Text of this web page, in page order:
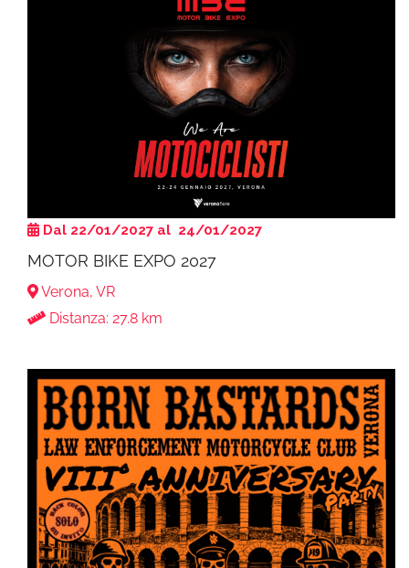
Dal 22/01/2027 al 24/01/2027
MOTOR BIKE EXPO 2027
Verona, VR
Distanza: 27.8 km